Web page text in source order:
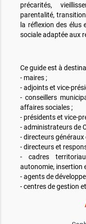
précarités,
parentalité,
la réflexion des élus
sociale adaptée aux
Ce guide est à
- maires ;
- adjoints et vice-
- conseillers
affaires sociales ;
- présidents et vice-
- administrateurs de
- directeurs généraux
- directeurs et
- cadres
autonomie, insertion
- agents de
- centres de gestion